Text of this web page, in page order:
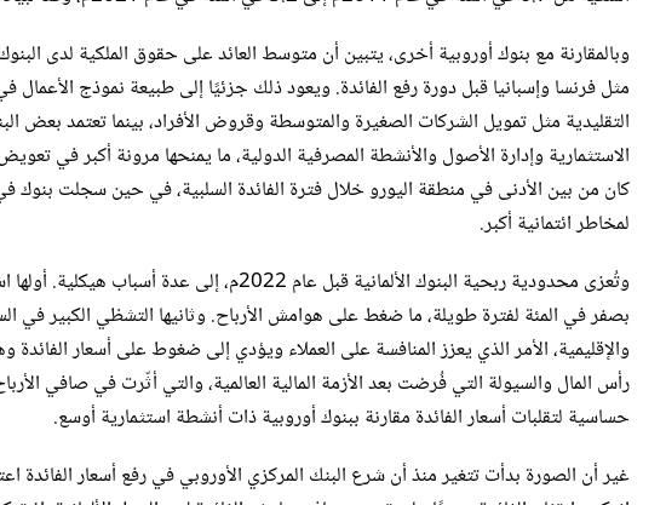
وبالمقارنة مع بنوك أوروبية أخرى، يتبين أن متوسط العائد على حقوق الملكية لدى
مثل فرنسا وإسبانيا قبل دورة رفع الفائدة. ويعود ذلك جزئيًا إلى طبيعة نموذج
التقليدية مثل تمويل الشركات الصغيرة والمتوسطة وقروض الأفراد، بينما تعتمد بعض
الاستثمارية وإدارة الأصول والأنشطة المصرفية الدولية، ما يمنحها مرونة أكبر في
كان من بين الأدنى في منطقة اليورو خلال فترة الفائدة السلبية، في حين سجلت بنوك
لمخاطر ائتمانية أكبر.
وتُعزى محدودية ربحية البنوك الألمانية قبل عام
بصفر في المئة لفترة طويلة، ما ضغط على هوامش الأرباح. وثانيها التشظي الكبير في
والإقليمية، الأمر الذي يعزز المنافسة على العملاء ويؤدي إلى ضغوط على أسعار
رأس المال والسيولة التي فُرضت بعد الأزمة المالية العالمية، والتي أثّرت في صافي
حساسية لتقلبات أسعار الفائدة مقارنة ببنوك أوروبية ذات أنشطة استثمارية أوسع.